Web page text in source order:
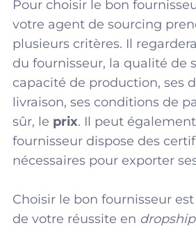
Pour choisir le bon
votre agent de sourcing
plusieurs critères. Il
du fournisseur, la qualité de
capacité de production, ses
livraison, ses conditions de
sûr, le prix. Il peut
fournisseur dispose des
nécessaires pour exporter
Choisir le bon fournisseur
de votre réussite en